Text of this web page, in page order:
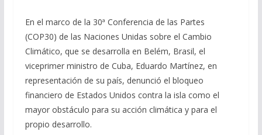
k p r
En el marco de la 30ª Conferencia de las Partes
(COP30) de las Naciones Unidas sobre el Cambio
Climático, que se desarrolla en Belém, Brasil, el
viceprimer ministro de Cuba, Eduardo Martínez, en
representación de su país, denunció el bloqueo
financiero de Estados Unidos contra la isla como el
mayor obstáculo para su acción climática y para el
propio desarrollo.